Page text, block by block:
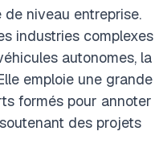
niveau entreprise.
industries complexes
autonomes, la
emploie une grande
formés pour annoter
des projets